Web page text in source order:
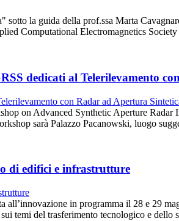
la guida della prof.ssa Marta
Computational Electromagnetics
dedicati al Telerilevamento
on Advanced Synthetic Aperture
sarà Palazzo Pacanowski, luogo
di edifici e infrastrutture
in programma il 28 e 29
temi del trasferimento tecnologico e